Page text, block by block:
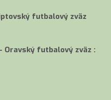
futbalový zväz
Oravský futbalový zväz :